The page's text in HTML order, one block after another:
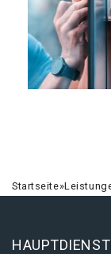
Startseite»